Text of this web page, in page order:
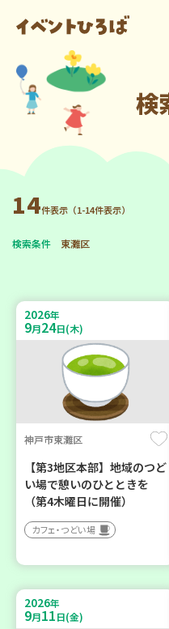
検
14件表示（1-14件表示）
検索条件 東灘区
2026年
9月24日(木)
神戸市東灘区
【第3地区本部】地域のつど
い場で憩いのひとときを
（第4木曜日に開催）
カフェ・つどい場
2026年
9月11日(金)